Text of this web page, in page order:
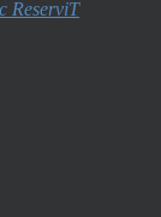
ReserviT